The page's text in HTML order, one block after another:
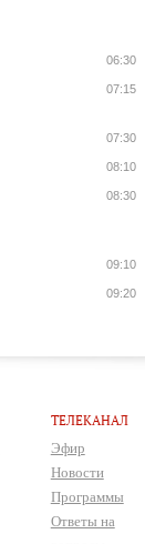
06:30
07:15
07:30
08:10
08:30
09:10
09:20
ТЕЛЕКАНАЛ
Эфир
Новости
Программы
Ответы на